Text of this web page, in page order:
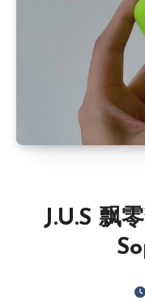
J.U.S 飘